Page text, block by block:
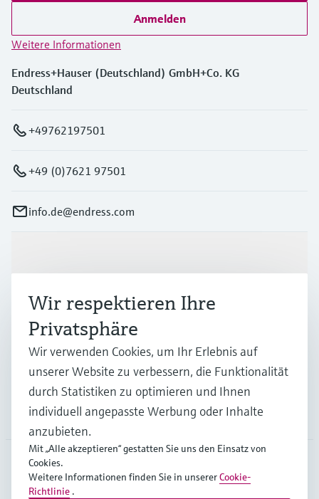
Anmelden
Weitere Informationen
Endress+Hauser (Deutschland) GmbH+Co. KG
Deutschland
+49762197501
+49 (0)7621 97501
info.de@endress.com
Branchen
Unternehmen
DEU•Deutsch
Wir respektieren Ihre
Privatsphäre
Wir verwenden Cookies, um Ihr Erlebnis auf
unserer Website zu verbessern, die Funktionalität
durch Statistiken zu optimieren und Ihnen
individuell angepasste Werbung oder Inhalte
anzubieten.
Mit „Alle akzeptieren“ gestatten Sie uns den Einsatz von
Cookies.
Weitere Informationen finden Sie in unsererCookie-
Richtlinie .